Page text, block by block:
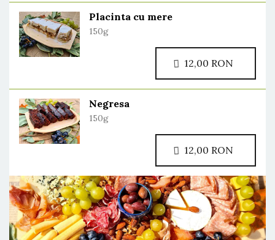
Placinta cu mere
150g
Negresa
150g